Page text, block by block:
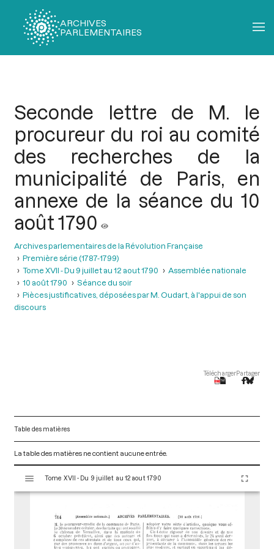
ARCHIVES
PARLEMENTAIRES
Seconde lettre de M. le
procureur du roi au comité
des recherches de la
municipalité de Paris, en
annexe de la séance du 10
août 1790
Archives parlementaires de la Révolution Française
Première série (1787-1799)
Tome XVII - Du 9 juillet au 12 aout 1790
Assemblée nationale
10 août 1790
Séance du soir
Pièces justificatives, déposées par M. Oudart, à l'appui de son
discours
TéléchargerPartager
Table des matières
La table des matières ne contient aucune entrée.
s
Tome XVII - Du 9 juillet au 12 aout 1790